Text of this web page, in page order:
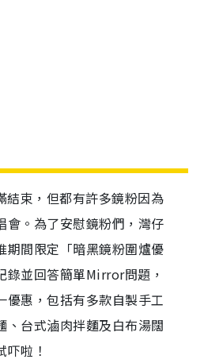
束，但都有許多鏡粉因為
會。為了安慰鏡粉們，灣仔
期間限定「暗黑鏡粉圍爐優
錄並回答簡單Mirror問題，
優惠，包括有多款自製手工
、台式滷肉拌麵及白布湯闊
啦！